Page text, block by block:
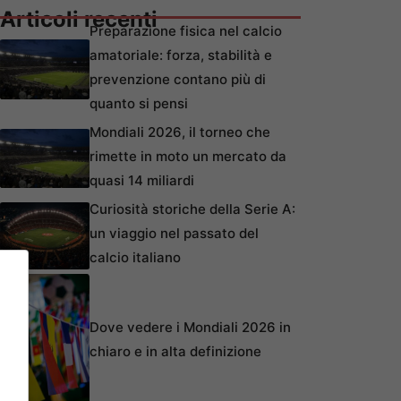
Articoli recentiPreparazione fisica nel calcio
amatoriale: forza, stabilità e
prevenzione contano più di
quanto si pensi
Mondiali 2026, il torneo che
rimette in moto un mercato da
quasi 14 miliardi
Curiosità storiche della Serie A:
un viaggio nel passato del
calcio italiano
Dove vedere i Mondiali 2026 in
chiaro e in alta definizione